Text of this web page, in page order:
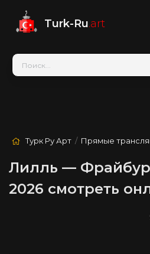
Turk-Ru.art
Турк Ру Арт / Прямые
Лилль —
2026 смотреть